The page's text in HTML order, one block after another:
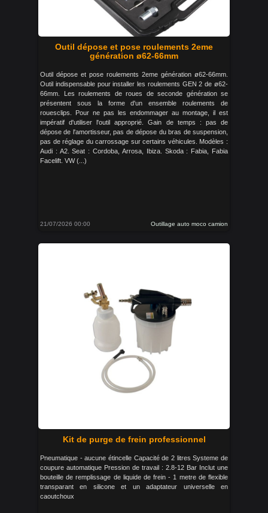
Outil dépose et pose roulements 2eme
génération ø62-66mm
Outil dépose et pose roulements 2eme génération ø62-66mm.
Outil indispensable pour installer les roulements GEN 2 de ø62-
66mm. Les roulements de roues de seconde génération se
présentent sous la forme d'un ensemble roulements de
rouesclips. Pour ne pas les endommager au montage, il est
impératif d'utiliser l'outil approprié. Gain de temps : pas de
dépose de l'amortisseur, pas de dépose du bras de suspension,
pas de réglage du carrossage sur certains véhicules. Modèles :
Audi : A2. Seat : Cordoba, Arrosa, Ibiza. Skoda : Fabia, Fabia
Facelift. VW (...)
21/07/2026 00:00 Outillage auto moco camion
Kit de purge de frein professionnel
Pneumatique - aucune étincelle Capacité de 2 litres Systeme de
coupure automatique Pression de travail : 2.8-12 Bar Inclut une
bouteille de remplissage de liquide de frein - 1 metre de flexible
transparant en silicone et un adaptateur universelle en
caoutchoux